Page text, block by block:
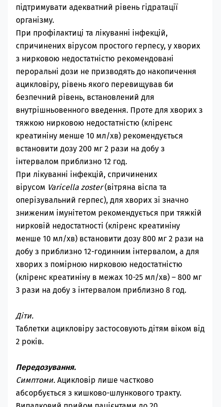
підтримувати адекватний рівень гідратації
організму.
При профілактиці та лікуванні інфекцій,
спричинених вірусом простого герпесу, у хворих
з нирковою недостатністю рекомендовані
пероральні дози не призводять до накопичення
ацикловіру, рівень якого перевищував би
безпечний рівень, встановлений для
внутрішньовенного введення. Проте для хворих з
тяжкою нирковою недостатністю (кліренс
креатиніну менше 10 мл/хв) рекомендується
встановити дозу 200 мг 2 рази на добу з
інтервалом приблизно 12 год.
При лікуванні інфекцій, спричинених
вірусом Varicella zoster(вітряна віспа та
оперізувальний герпес), для хворих зі значно
зниженим імунітетом рекомендується при тяжкій
нирковій недостатності (кліренс креатиніну
менше 10 мл/хв) встановити дозу 800 мг 2 рази на
добу з приблизно 12-годинним інтервалом, а для
хворих з помірною нирковою недостатністю
(кліренс креатиніну в межах 10-25 мл/хв) – 800 мг
3 рази на добу з інтервалом приблизно 8 год.
Діти.
Таблетки ацикловіру застосовують дітям віком від
2 років.
Передозування.
Симптоми. Ацикловір лише частково
абсорбується з кишково-шлункового тракту.